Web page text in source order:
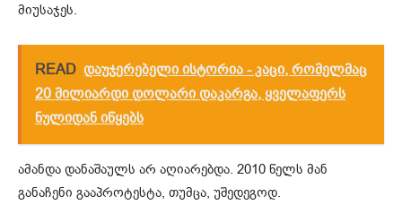
მიუსაჯეს.
READ დაუჯერებელი ისტორია - კაცი, რომელმაც
20 მილიარდი დოლარი დაკარგა, ყველაფერს
ნულიდან იწყებს
ამანდა დანაშაულს არ აღიარებდა. 2010 წელს მან
განაჩენი გააპროტესტა, თუმცა, უშედეგოდ.